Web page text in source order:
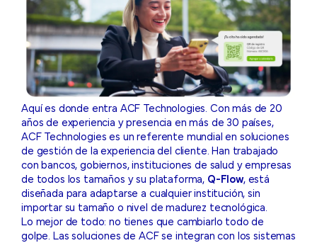
Aquí es donde entra ACF Technologies. Con más de 20
años de experiencia y presencia en más de 30 países,
ACF Technologies es un referente mundial en soluciones
de gestión de la experiencia del cliente. Han trabajado
con bancos, gobiernos, instituciones de salud y empresas
de todos los tamaños y su plataforma, Q-Flow, está
diseñada para adaptarse a cualquier institución, sin
importar su tamaño o nivel de madurez tecnológica.
Lo mejor de todo: no tienes que cambiarlo todo de
golpe. Las soluciones de ACF se integran con los sistemas